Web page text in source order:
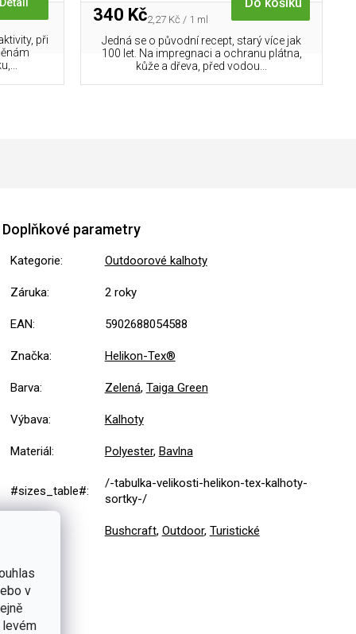
v
levém
při
340 KčMěrná
2,27 Kč / 1 ml
Jedná se o původní recept, starý více jak
100 let. Na impregnaci a ochranu plátna,
kůže a dřeva, před vodou...
Doplňkové parametry
Kategorie: Outdoorové kalhoty
Záruka: 2 roky
EAN: 5902688054588
Značka: Helikon-Tex®
Barva: Zelená, Taiga Green
Výbava: Kalhoty
Materiál: Polyester, Bavlna
#sizes_table#:
/-tabulka-velikosti-helikon-tex-kalhoty-
sortky-/
Bushcraft, Outdoor, Turistické